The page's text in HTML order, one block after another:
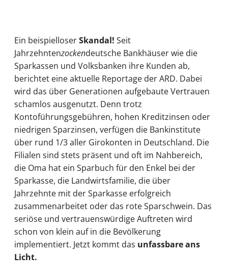
Ein beispielloserSkandal! Seit
Jahrzehntenzockendeutsche Bankhäuser wie die
Sparkassen und Volksbanken ihre Kunden ab,
berichtet eine aktuelle Reportage der ARD. Dabei
wird das über Generationen aufgebaute Vertrauen
schamlos ausgenutzt. Denn trotz
Kontoführungsgebühren, hohen Kreditzinsen oder
niedrigen Sparzinsen, verfügen die Bankinstitute
über rund 1/3 aller Girokonten in Deutschland. Die
Filialen sind stets präsent und oft im Nahbereich,
die Oma hat ein Sparbuch für den Enkel bei der
Sparkasse, die Landwirtsfamilie, die über
Jahrzehnte mit der Sparkasse erfolgreich
zusammenarbeitet oder das rote Sparschwein. Das
seriöse und vertrauenswürdige Auftreten wird
schon von klein auf in die Bevölkerung
implementiert. Jetzt kommt das unfassbare ans
Licht.